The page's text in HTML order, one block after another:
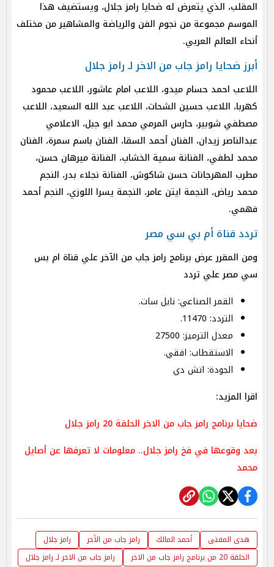
المقلب، الذي يتعرض له ضحايا رامز جلال، ويستضيف هذا
الموسم مجموعة من نجوم الفن والرياضة والمشاهير من مختلف
أنحاء العالم العربي.
أبرز ضحايا رامز جاب من الاخر لـ رامز جلال
اللاعب احمد حسام ميدو، اللاعب امام عاشور، اللاعب محمود
كهربا، اللاعب حسين الشحات، اللاعب عبد الله السعيد، اللاعب
مصطفي شوبير، حارس المرمي محمد ابو جبل، الاعلامي
عبدالناصر زيدان، الفنان أحمد السقا، الفنان باسم سمرة، الفنان
محمد لطفي، الفنانة سمية الخشاب، الفنانة ميرهان حسن،
مطرب المهرجانات حسن شاكوش، الفنانة نجلاء بدر، النجم
محمد رياض، النجمة ايتن عامر، النجمة يسرا اللوزي، النجم أحمد
فهمي.
تردد قناة أم بي سي مصر
ومن المقرر عرض برنامج رامز جاب من الآخر علي قناة ام بس
سي مصر علي تردد
القمر الصناعي: نايل سات.
التردد: 11470.
معدل الترميز: 27500
الاستقطاب: افقي.
الجودة: اتش دي
اقرا المزيد:
ضحايا برنامج رامز جاب من الاخر الحلقة 20 رامز جلال
بعد وقوعها في فخ رامز جلال.. معلومات لا تعرفها عن أصايل
محمد
هدى المفتى أحمد المالك رامز جاب من الأخر
رامز جلال
الحلقة 20 من برنامج رامز جاب من الاخر
رامز جاب من الاخر لـ رامز جلال